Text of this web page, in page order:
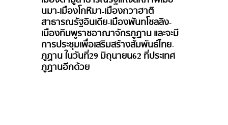
นมา-เมืองโกหิมา-เมืองกวาฮาติ
สาธารณรัฐอินเดีย-เมืองพันทโชลลิง-
เมืองทิมพูราชอาณาจักรภูฏาน และจะมี
การประชุมเพื่อเสริมสร้างสัมพันธ์ไทย-
ภูฏาน ในวันที่29 มิถุนายน62 ที่ประเทศ
ภูฏานอีกด้วย